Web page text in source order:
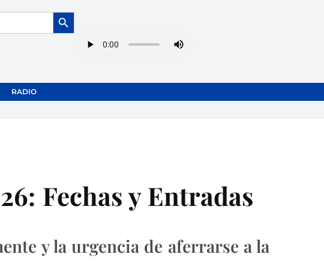
Botón de búsqueda
RADIO
Fechas y Entradas
y la urgencia de aferrarse a la